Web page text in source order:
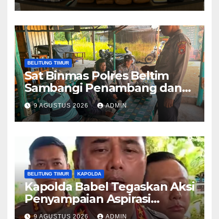
BELITUNG TIMUR
Sat Binmas Polres Beltim
Sambangi Penambang dan
Sampaikan Imbauan
Kamtibmas
9 AGUSTUS 2026 ADMIN
BELITUNG TIMUR KAPOLDA
Kapolda Babel Tegaskan Aksi
Penyampaian Aspirasi
Dilindungi UU,Pelaku Anarkis
9 AGUSTUS 2026 ADMIN